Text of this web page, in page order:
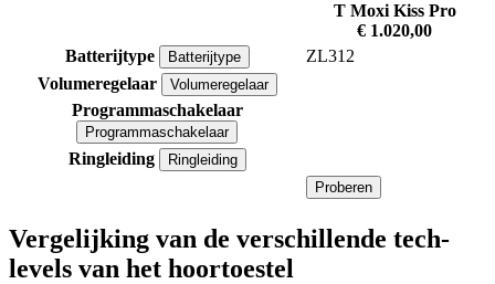
T Moxi Kiss Pro
€ 1.020,00
Batterijtype
Batterijtype
ZL312
Volumeregelaar
Volumeregelaar
Programmaschakelaar
Programmaschakelaar
Ringleiding
Ringleiding
Proberen
Vergelijking van de verschillende tech-
levels van het hoortoestel